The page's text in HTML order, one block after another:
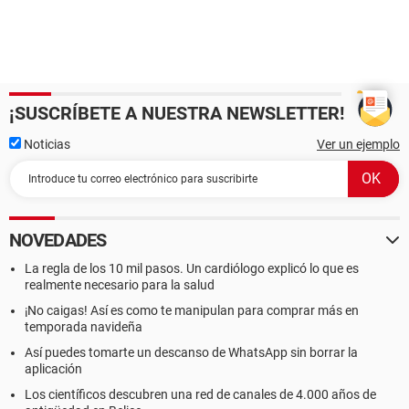
¡SUSCRÍBETE A NUESTRA NEWSLETTER!
Noticias Ver un ejemplo
NOVEDADES
La regla de los 10 mil pasos. Un cardiólogo explicó lo que es
realmente necesario para la salud
¡No caigas! Así es como te manipulan para comprar más en
temporada navideña
Así puedes tomarte un descanso de WhatsApp sin borrar la
aplicación
Los científicos descubren una red de canales de 4.000 años de